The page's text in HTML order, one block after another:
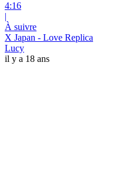
4:16
|
À suivre
X Japan - Love Replica
Lucy
il y a 18 ans